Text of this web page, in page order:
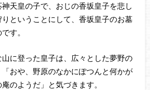
天皇の子で、おじの香坂皇子を悲し
りということにして、香坂皇子のお墓
す。
に登った皇子は、広々とした夢野の
おや、野原のなかにぽつんと何かが
のようだ」と気づきます。